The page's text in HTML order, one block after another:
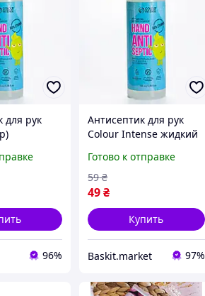
для рук
с
и
100 мл
96%
Антисептик для рук
Colour Intense жидкий
Готово к отправке
49₴
59 ₴
Купить
Baskit.market 97%